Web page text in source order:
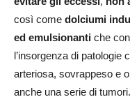
così come dolciumi
ed emulsionanti che
l’insorgenza di patologie
arteriosa, sovrappeso e
anche una serie di tumori.